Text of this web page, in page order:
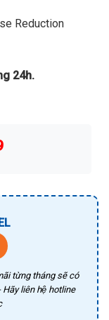
Reduction
24h.
từng tháng sẽ có
liên hệ hotline